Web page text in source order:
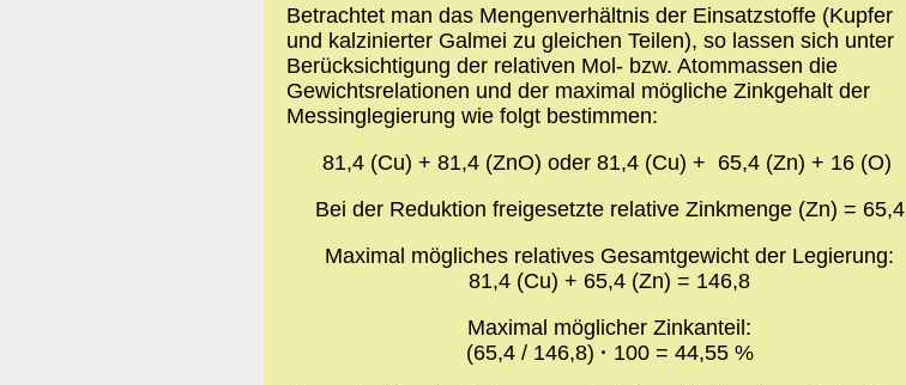
Betrachtet man das Mengenverhältnis der Einsatzstoffe (Kupfer
und kalzinierter Galmei zu gleichen Teilen), so lassen sich unter
Berücksichtigung der relativen Mol- bzw. Atommassen die
Gewichtsrelationen und der maximal mögliche Zinkgehalt der
Messinglegierung wie folgt bestimmen:
81,4 (Cu) + 81,4 (ZnO) oder 81,4 (Cu) + 65,4 (Zn) + 16 (O)
Bei der Reduktion freigesetzte relative Zinkmenge (Zn) = 65,4
Maximal mögliches relatives Gesamtgewicht der Legierung:
81,4 (Cu) + 65,4 (Zn) = 146,8
Maximal möglicher Zinkanteil:
(65,4 / 146,8) · 100 = 44,55 %